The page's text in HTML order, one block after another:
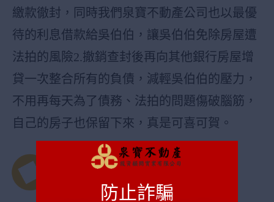
繳款徹封，同時我們泉寶不動產公司也以最優
待的利息借款給吳伯伯，讓吳伯伯免除房屋遭
法拍的風險2.撤銷查封後再向其他銀行房屋增
貸一次整合所有的負債，減輕吳伯伯的壓力，
不用再每天為了債務、法拍的問題傷破腦筋，
自己的房子也保留下來，真是可喜可賀。
其他貸款案例
防止詐騙